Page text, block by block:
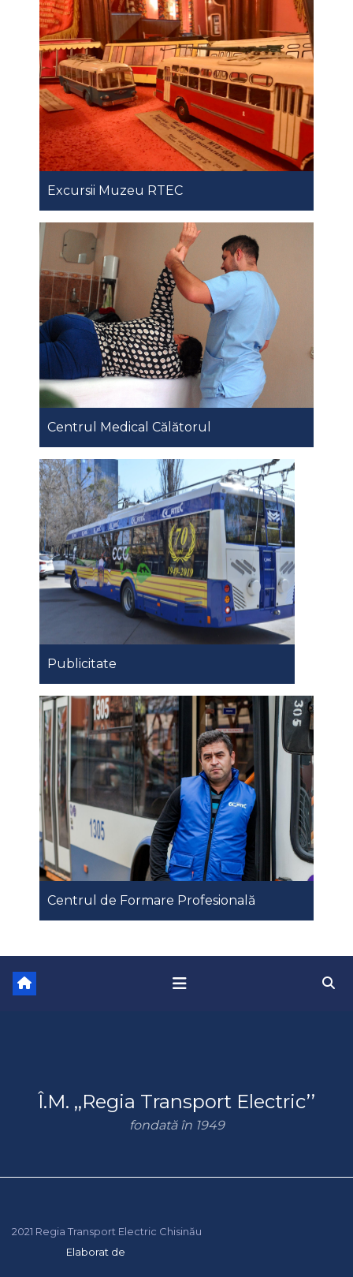
Excursii Muzeu RTEC
Centrul Medical Călătorul
Publicitate
Centrul de Formare Profesională
Î.M. ,,Regia Transport Electric’’
fondată în 1949
2021 Regia Transport Electric Chisinău
Elaborat de